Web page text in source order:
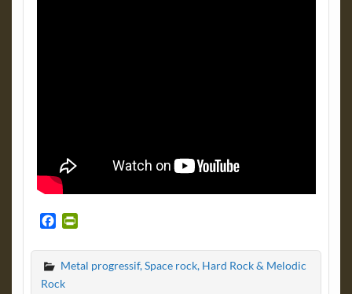
c
e
b
i
n
Metal progressif, Space rock, Hard Rock & Melodic
Rock